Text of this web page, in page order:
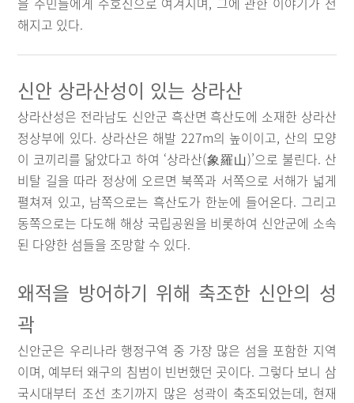
해지고 있다.
신안 상라산성이 있는 상라산
상라산성은 전라남도 신안군 흑산면 흑산도에 소재한 상라산
정상부에 있다. 상라산은 해발 227m의 높이이고, 산의 모양
이 코끼리를 닮았다고 하여 ‘상라산(象羅山)’으로 불린다. 산
비탈 길을 따라 정상에 오르면 북쪽과 서쪽으로 서해가 넓게
펼쳐져 있고, 남쪽으로는 흑산도가 한눈에 들어온다. 그리고
동쪽으로는 다도해 해상 국립공원을 비롯하여 신안군에 소속
된 다양한 섬들을 조망할 수 있다.
왜적을 방어하기 위해 축조한 신안의 성
곽
신안군은 우리나라 행정구역 중 가장 많은 섬을 포함한 지역
이며, 예부터 왜구의 침범이 빈번했던 곳이다. 그렇다 보니 삼
국시대부터 조선 초기까지 많은 성곽이 축조되었는데, 현재